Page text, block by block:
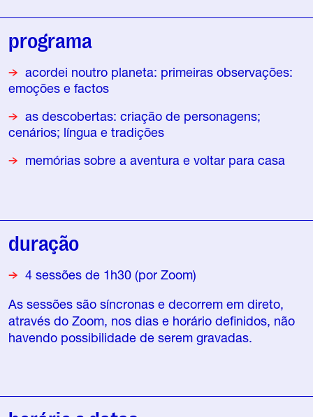
programa
acordei noutro planeta: primeiras observações:
emoções e factos
as descobertas: criação de personagens;
cenários; língua e tradições
memórias sobre a aventura e voltar para casa
duração
4 sessões de 1h30 (por Zoom)
As sessões são síncronas e decorrem em direto,
através do Zoom, nos dias e horário definidos, não
havendo possibilidade de serem gravadas.